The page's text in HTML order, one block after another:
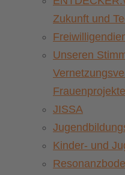
Zukunft und
Unseren
Frauenprojekte
JISSA
Kinder- und